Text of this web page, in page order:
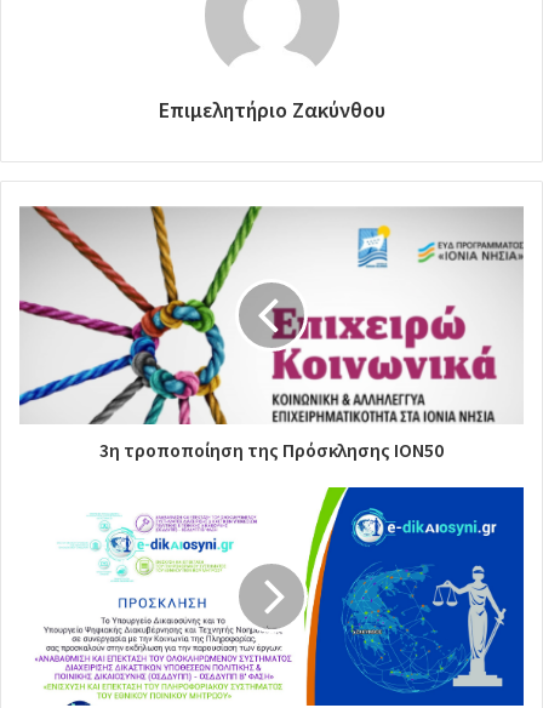
Επιμελητήριο Ζακύνθου
3η τροποποίηση της Πρόσκλησης ΙΟΝ50